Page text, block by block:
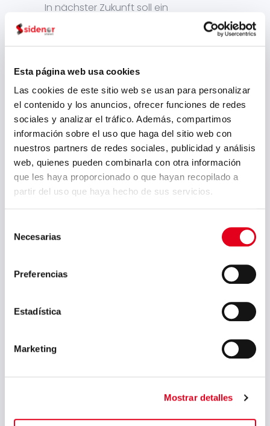
Esta página web usa cookies
Las cookies de este sitio web se usan para personalizar
el contenido y los anuncios, ofrecer funciones de redes
sociales y analizar el tráfico. Además, compartimos
información sobre el uso que haga del sitio web con
nuestros partners de redes sociales, publicidad y análisis
web, quienes pueden combinarla con otra información
que les haya proporcionado o que hayan recopilado a
partir del uso que haya hecho de sus servicios.
Necesarias
Preferencias
Estadística
Marketing
Mostrar detalles
In nächster Zukunft soll ein
Barrückverfolgungssystem eingeführt
werden: so soll die Rückverfolgbarkeit
des Produkts von dessen Herkunft, im
Stahlwerk, bis zu unseren
Endbearbeitungsanlagen identifiziert
werden. Anhand des Big Data-
Systems und der massiven
Datenanalyse sollen Alarmanlagen zur
Stabilisierung und Gewährleistung der
Prozesse in Echtzeit eingestellt
werden.